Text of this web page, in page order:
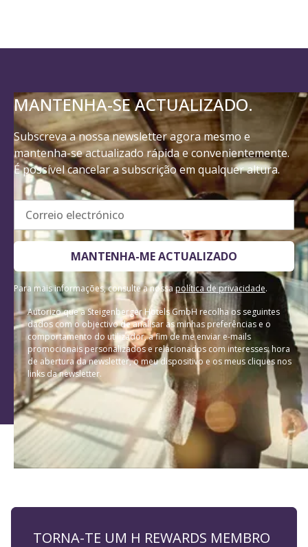
MANTENHA-SE ACTUALIZADO.
mantenha-se actualizado rápida e convenientemente.
É possível cancelar a subscrição em qualquer altura.
Correio electrónico
MANTENHA-ME ACTUALIZADO
Para mais informações, consulte a nossapolítica de privacidade.
Autorizo que a Steigenberger Hotels GmbH recolha os seguintes
dados com o objectivo de analisar as minhas preferências e o
comportamento do utilizador, a fim de me enviar e-mails
promocionais personalizados e relacionados com interesses: hora
de abertura da newsletter, o meu dispositivo e os meus cliques nos
links da newsletter.
Ofertas premium aliciantes